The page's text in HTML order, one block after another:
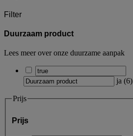
Filter
Duurzaam product
Lees meer over onze duurzame aanpak
ja (6)
Prijs
Prijs